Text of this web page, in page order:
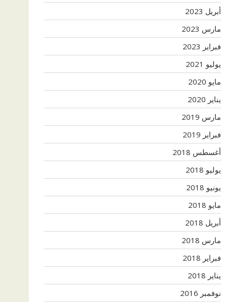
أبريل 2023
مارس 2023
فبراير 2023
يوليو 2021
مايو 2020
يناير 2020
مارس 2019
فبراير 2019
أغسطس 2018
يوليو 2018
يونيو 2018
مايو 2018
أبريل 2018
مارس 2018
فبراير 2018
يناير 2018
نوفمبر 2016